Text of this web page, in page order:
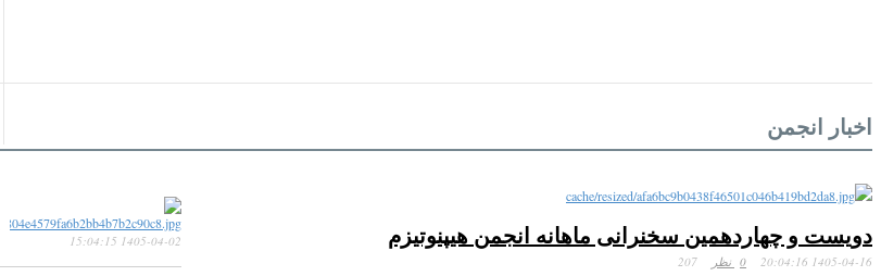
اخبار انجمن
دویست و چهاردهمین سخنرانی ماهانه انجمن هیپنوتیزم
1405-04-16 20:04:16 0 نظر 207
1405-04-02 15:04:15